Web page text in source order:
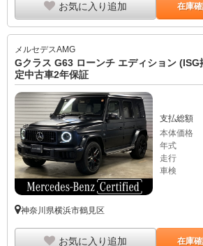
お気に入り追加 在庫
メルセデスAMG
Gクラス G63 ローンチ エディション
定中古車2年保証
支払総額
本体価格
年式
走行
車検
神奈川県横浜市鶴見区
お気に入り追加 在庫